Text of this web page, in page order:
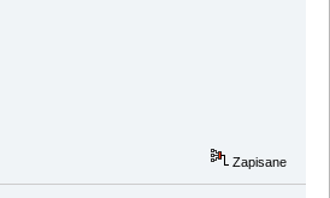
Zapisane